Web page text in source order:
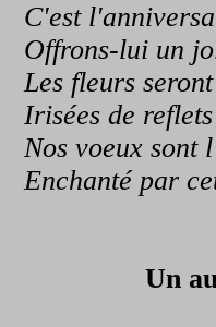
C'est
Offrons-lui un
Les fleurs seront
Irisées de reflets
Nos voeux sont
Enchanté par
Un